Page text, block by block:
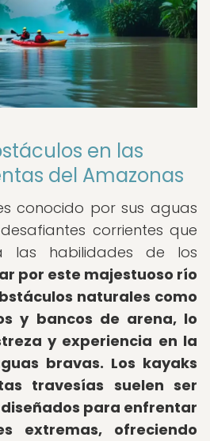
en las
del Amazonas
conocido por sus aguas
corrientes que
las habilidades de los
por este majestuoso río
naturales como
y bancos de arena, lo
y experiencia en la
bravas. Los kayaks
travesías suelen ser
para enfrentar
extremas, ofreciendo